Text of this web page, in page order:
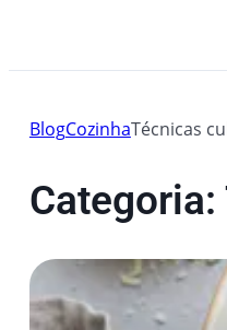
BlogCozinhaTécnicas